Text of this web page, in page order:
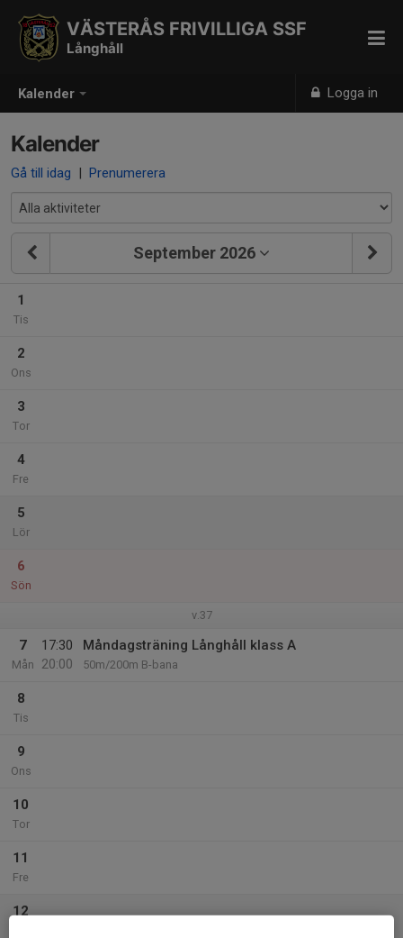
Kalender Logga in
VÄSTERÅS FRIVILLIGA SSF
Långhåll
Kalender
Gå till idag | Prenumerera
September 2026
1
Tis
2
Ons
3
Tor
4
Fre
5
Lör
6
Sön
v.37
7
Mån
17:30
20:00
Måndagsträning Långhåll klass A
50m/200m B-bana
8
Tis
9
Ons
10
Tor
11
Fre
12